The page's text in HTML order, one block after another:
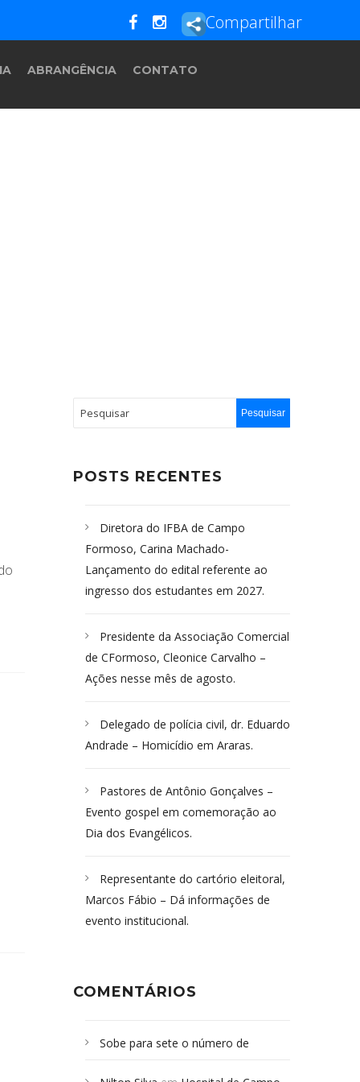
Compartilhar
ABRANGÊNCIA CONTATO
POSTS RECENTES
Diretora do IFBA de Campo
Formoso, Carina Machado-
Lançamento do edital referente ao
ingresso dos estudantes em 2027.
Presidente da Associação Comercial
de CFormoso, Cleonice Carvalho –
Ações nesse mês de agosto.
Delegado de polícia civil, dr. Eduardo
Andrade – Homicídio em Araras.
Pastores de Antônio Gonçalves –
Evento gospel em comemoração ao
Dia dos Evangélicos.
Representante do cartório eleitoral,
Marcos Fábio – Dá informações de
evento institucional.
COMENTÁRIOS
Sobe para sete o número de